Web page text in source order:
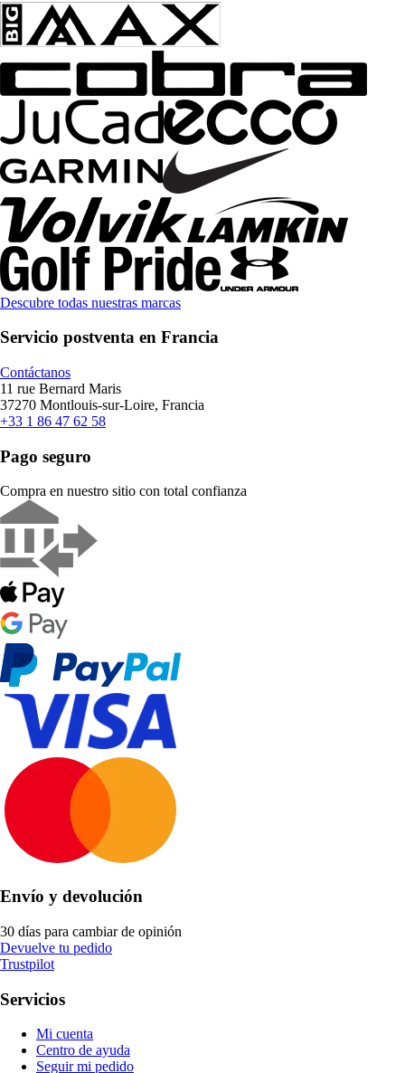
Descubre todas nuestras marcas
Servicio postventa en Francia
Contáctanos
11 rue Bernard Maris
37270 Montlouis-sur-Loire, Francia
+33 1 86 47 62 58
Pago seguro
Compra en nuestro sitio con total confianza
Envío y devolución
30 días para cambiar de opinión
Devuelve tu pedido
Trustpilot
Servicios
Mi cuenta
Centro de ayuda
Seguir mi pedido